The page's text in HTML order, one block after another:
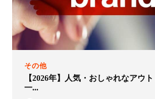
その他
【2026年】人気・おしゃれなアウ
一...